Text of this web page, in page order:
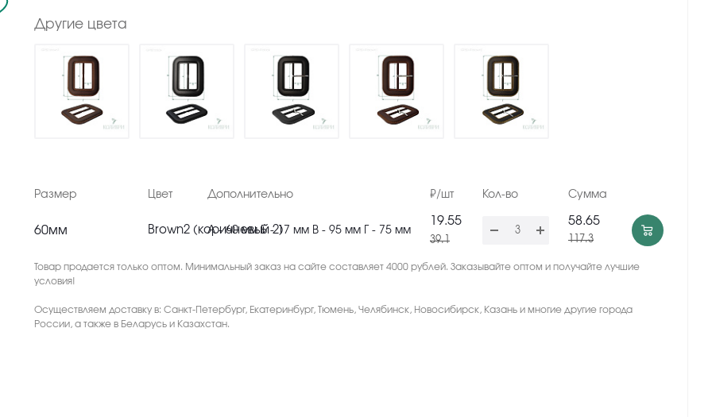
Другие цвета
Размер Цвет Дополнительно ₽/шт Кол-во Сумма
60мм Brown2 (коричневый 2)
А - 60 мм Б - 17 мм В - 95 мм Г - 75 мм
19.55
39.1
58.65
117.3
Товар продается только оптом. Минимальный заказ на сайте составляет 4000 рублей. Заказывайте оптом и получайте лучшие
условия!
Осуществляем доставку в: Санкт-Петербург, Екатеринбург, Тюмень, Челябинск, Новосибирск, Казань и многие другие города
России, а также в Беларусь и Казахстан.